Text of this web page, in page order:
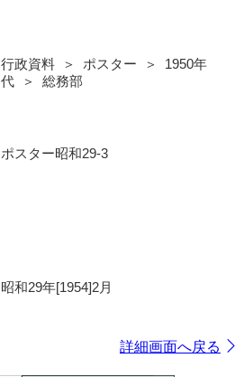
行政資料 ＞ ポスター ＞ 1950年
代 ＞ 総務部
ポスター昭和29-3
昭和29年[1954]2月
詳細画面へ戻る